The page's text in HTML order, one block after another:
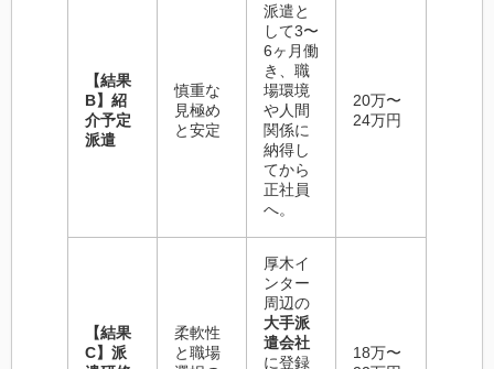
【結果
B】紹
介予定
派遣
慎重な
見極め
と安定
派遣と
して3〜
6ヶ月働
き、職
場環境
や人間
関係に
納得し
てから
正社員
へ。
20万〜
24万円
【結果
C】派
柔軟性
と職場
厚木イ
ンター
周辺の
大手派
遣会社
に登録
18万〜